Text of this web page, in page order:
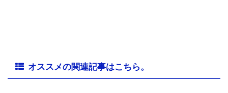
オススメの関連記事はこちら。